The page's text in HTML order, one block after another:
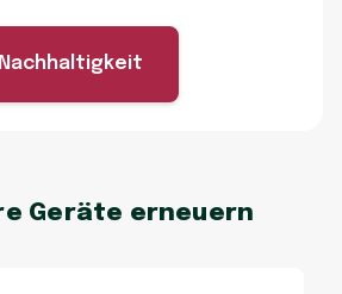
Geräte erneuern